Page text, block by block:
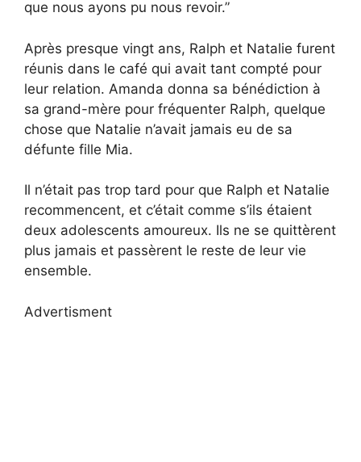
que nous ayons pu nous revoir.”
Après presque vingt ans, Ralph et Natalie furent
réunis dans le café qui avait tant compté pour
leur relation. Amanda donna sa bénédiction à
sa grand-mère pour fréquenter Ralph, quelque
chose que Natalie n’avait jamais eu de sa
défunte fille Mia.
Il n’était pas trop tard pour que Ralph et Natalie
recommencent, et c’était comme s’ils étaient
deux adolescents amoureux. Ils ne se quittèrent
plus jamais et passèrent le reste de leur vie
ensemble.
Advertisment